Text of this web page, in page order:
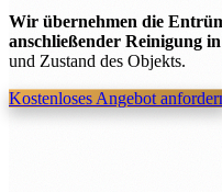
Wir übernehmen die
anschließender Reinigung
und Zustand des Objekts.
Kostenloses Angebot